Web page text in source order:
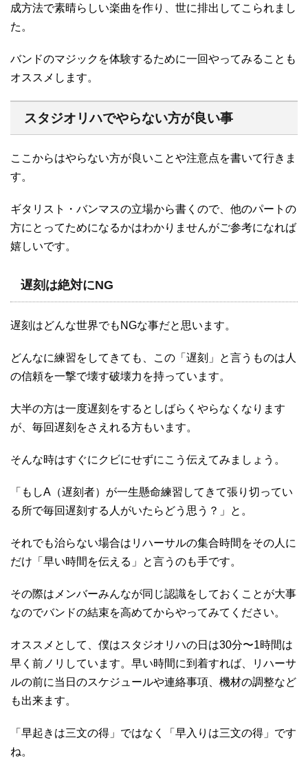
成方法で素晴らしい楽曲を作り、世に排出してこられまし
た。
バンドのマジックを体験するために一回やってみることも
オススメします。
スタジオリハでやらない方が良い事
ここからはやらない方が良いことや注意点を書いて行きま
す。
ギタリスト・バンマスの立場から書くので、他のパートの
方にとってためになるかはわかりませんがご参考になれば
嬉しいです。
遅刻は絶対にNG
遅刻はどんな世界でもNGな事だと思います。
どんなに練習をしてきても、この「遅刻」と言うものは人
の信頼を一撃で壊す破壊力を持っています。
大半の方は一度遅刻をするとしばらくやらなくなります
が、毎回遅刻をさえれる方もいます。
そんな時はすぐにクビにせずにこう伝えてみましょう。
「もしA（遅刻者）が一生懸命練習してきて張り切ってい
る所で毎回遅刻する人がいたらどう思う？」と。
それでも治らない場合はリハーサルの集合時間をその人に
だけ「早い時間を伝える」と言うのも手です。
その際はメンバーみんなが同じ認識をしておくことが大事
なのでバンドの結束を高めてからやってみてください。
オススメとして、僕はスタジオリハの日は30分〜1時間は
早く前ノリしています。早い時間に到着すれば、リハーサ
ルの前に当日のスケジュールや連絡事項、機材の調整など
も出来ます。
「早起きは三文の得」ではなく「早入りは三文の得」です
ね。